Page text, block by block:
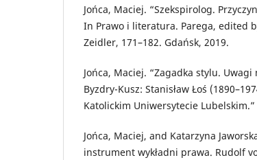
Jońca, Maciej. “Szekspirolog.
In Prawo i literatura. Parega, edited
Zeidler, 171–182. Gdańsk, 2019.
Jońca, Maciej. “Zagadka stylu.
Byzdry-Kusz: Stanisław Łoś
Katolickim Uniwersytecie
Jońca, Maciej, and Katarzyna
instrument wykładni prawa. Rudolf